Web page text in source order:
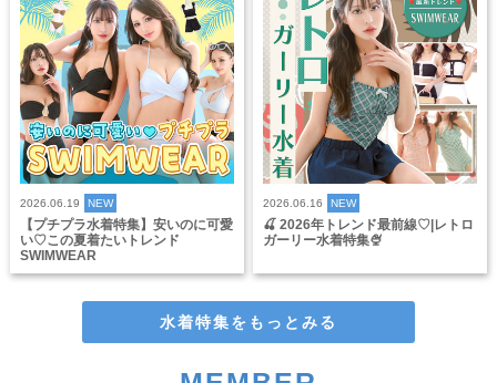
2026.06.19 NEW
【プチプラ水着特集】安いのに可愛
い♡この夏着たいトレンド
SWIMWEAR
2026.06.16 NEW
🍒 2026年トレンド最前線♡|レトロ
ガーリー水着特集🍨
水着特集をもっとみる